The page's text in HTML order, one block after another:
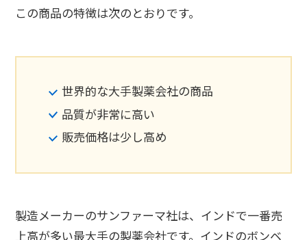
この商品の特徴は次のとおりです。
世界的な大手製薬会社の商品
品質が非常に高い
販売価格は少し高め
製造メーカーのサンファーマ社は、インドで一番売
上高が多い最大手の製薬会社です。インドのボンベ